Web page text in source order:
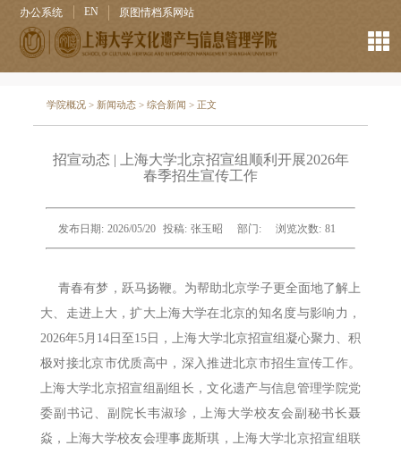
办公系统 EN 原图情档系网站
学院概况 > 新闻动态 >综合新闻 > 正文
招宣动态 | 上海大学北京招宣组顺利开展2026年
春季招生宣传工作
发布日期: 2026/05/20 投稿: 张玉昭 部门: 浏览次数: 81
青春有梦，跃马扬鞭。为帮助北京学子更全面地了解上
大、走进上大，扩大上海大学在北京的知名度与影响力，
2026年5月14日至15日，上海大学北京招宣组凝心聚力、积
极对接北京市优质高中，深入推进北京市招生宣传工作。
上海大学北京招宣组副组长，文化遗产与信息管理学院党
委副书记、副院长韦淑珍，上海大学校友会副秘书长聂
焱，上海大学校友会理事庞斯琪，上海大学北京招宣组联